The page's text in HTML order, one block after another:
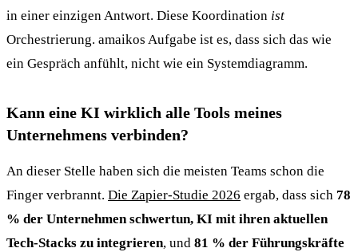
in einer einzigen Antwort. Diese Koordination ist
Orchestrierung. amaikos Aufgabe ist es, dass sich das wie
ein Gespräch anfühlt, nicht wie ein Systemdiagramm.
Kann eine KI wirklich alle Tools meines
Unternehmens verbinden?
An dieser Stelle haben sich die meisten Teams schon die
Finger verbrannt. Die Zapier-Studie 2026 ergab, dass sich 78
% der Unternehmen schwertun, KI mit ihren aktuellen
Tech-Stacks zu integrieren, und 81 % der Führungskräfte